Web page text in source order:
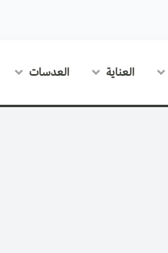
العناية العدسات